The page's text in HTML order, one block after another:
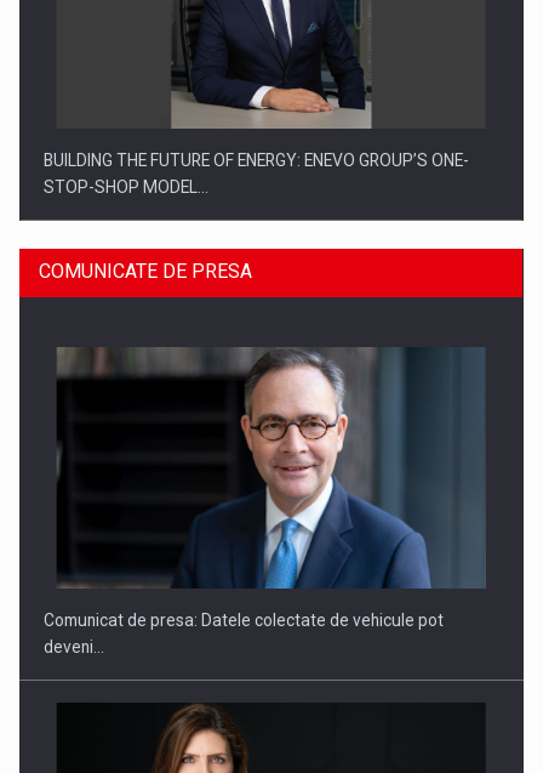
BUILDING THE FUTURE OF ENERGY: ENEVO GROUP’S ONE-
STOP-SHOP MODEL…
ROOTED IN ROMANIA, BUILT TO DELIVER TECHNOLOGY FOR
COMUNICATE DE PRESA
Comunicat de presa: Datele colectate de vehicule pot
deveni…